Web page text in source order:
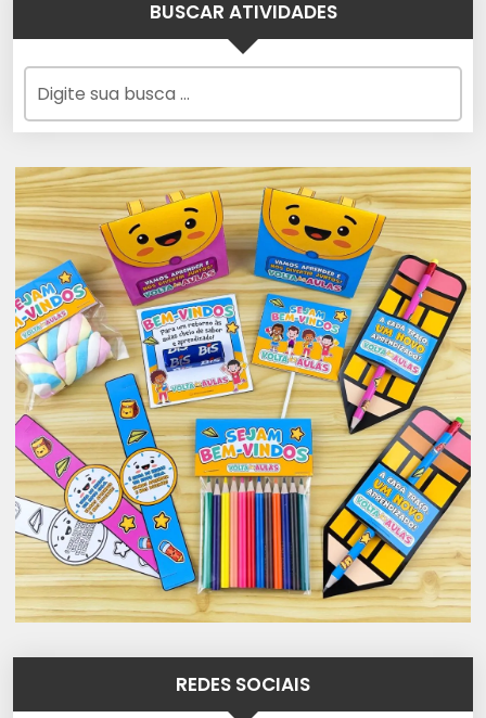
BUSCAR ATIVIDADES
REDES SOCIAIS